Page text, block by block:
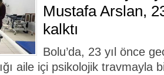
Mustafa Arslan,
kalktı
Bolu’da, 23 yıl önce
aile içi psikolojik travmayla